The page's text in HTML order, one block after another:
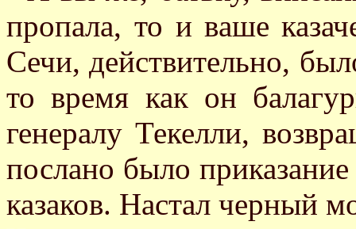
пропала, то и ваше
Сечи, действительно,
то время как он
генералу Текелли,
послано было
казаков. Настал черный